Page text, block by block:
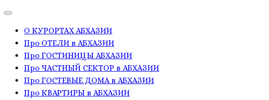
О КУРОРТАХ АБХАЗИИ
Про ОТЕЛИ в АБХАЗИИ
Про ГОСТИНИЦЫ АБХАЗИИ
Про ЧАСТНЫЙ СЕКТОР в АБХАЗИИ
Про ГОСТЕВЫЕ ДОМА в АБХАЗИИ
Про КВАРТИРЫ в АБХАЗИИ